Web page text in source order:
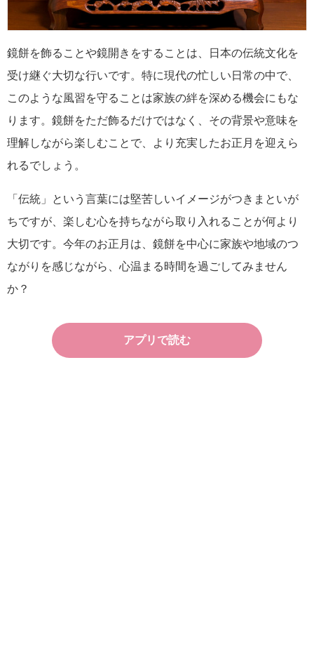
鏡餅を飾ることや鏡開きをすることは、日本の伝統文化を
受け継ぐ大切な行いです。特に現代の忙しい日常の中で、
このような風習を守ることは家族の絆を深める機会にもな
ります。鏡餅をただ飾るだけではなく、その背景や意味を
理解しながら楽しむことで、より充実したお正月を迎えら
れるでしょう。
「伝統」という言葉には堅苦しいイメージがつきまといが
ちですが、楽しむ心を持ちながら取り入れることが何より
大切です。今年のお正月は、鏡餅を中心に家族や地域のつ
ながりを感じながら、心温まる時間を過ごしてみません
か？
アプリで読む